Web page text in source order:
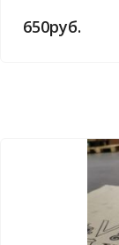
650руб.